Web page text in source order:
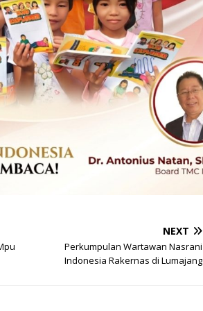
NEXT
Perkumpulan Wartawan Nasrani
Indonesia Rakernas di Lumajang